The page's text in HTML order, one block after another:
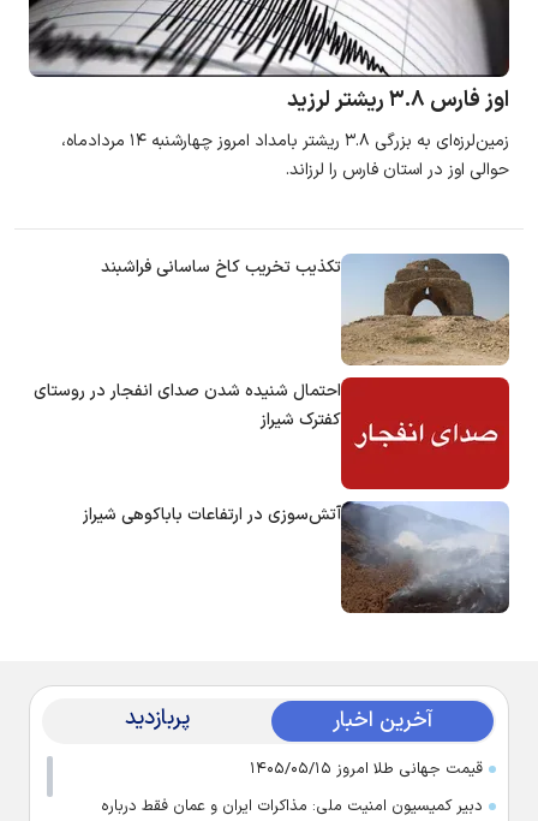
اوز فارس ۳.۸ ریشتر لرزید
زمین‌لرزه‌ای به بزرگی ۳.۸ ریشتر بامداد امروز چهارشنبه ۱۴ مردادماه،
حوالی اوز در استان فارس را لرزاند.
تکذیب تخریب کاخ ساسانی فراشبند
احتمال شنیده شدن صدای انفجار در روستای
کفترک شیراز
آتش‌سوزی در ارتفاعات باباکوهی شیراز
آخرین اخبار پربازدید
قیمت جهانی طلا امروز ۱۴۰۵/۰۵/۱۵
دبیر کمیسیون امنیت ملی: مذاکرات ایران و عمان فقط درباره